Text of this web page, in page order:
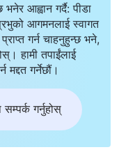
आह्वान गर्दै: पीडा
आगमनलाई स्वागत
गर्न चाहनुहुन्छ भने,
हामी तपाईंलाई
गर्नेछौं।
गर्नुहोस्